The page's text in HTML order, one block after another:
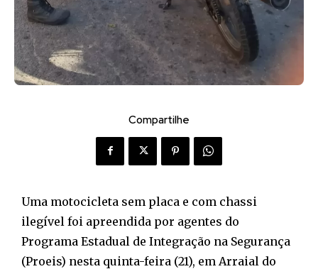
Compartilhe
Uma motocicleta sem placa e com chassi
ilegível foi apreendida por agentes do
Programa Estadual de Integração na Segurança
(Proeis) nesta quinta-feira (21), em Arraial do